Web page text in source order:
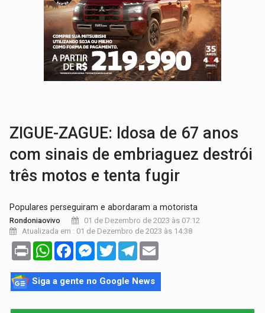
ACABOU COM PEUGEOT:Incêndio destrói carro que era rebocado para oficina
VÍDEO:Ladrão é filmado furtando moto na frente do bar
BOLSAS DE PESQUISA:Iniciativa Amazônia+10 lança chamada para fortalecer
MATERIAL:Brasil tem grandes reservas de urânio, mas produz pouco e
ZIGUE-ZAGUE: Idosa de 67 anos
com sinais de embriaguez destrói
três motos e tenta fugir
Populares perseguiram e abordaram a motorista
Rondoniaovivo
01 de Dezembro de 2023 às 07:12
Atualizada em : 01 de Dezembro de 2023 às 14:38
Print WhatsAppFacebookMessenger
TwitterTelegram
Siga a gente no Google News